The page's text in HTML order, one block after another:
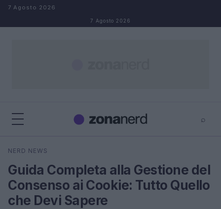
Salta al contenuto
7 Agosto 2026
7 Agosto 2026
⌕
Cerca
NERD NEWS
Guida Completa alla Gestione del
Consenso ai Cookie: Tutto Quello
che Devi Sapere